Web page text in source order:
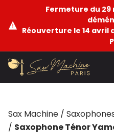
Fermeture du 29
Réouverture le 14 avril
Sax Machine /
/ Saxophone Ténor